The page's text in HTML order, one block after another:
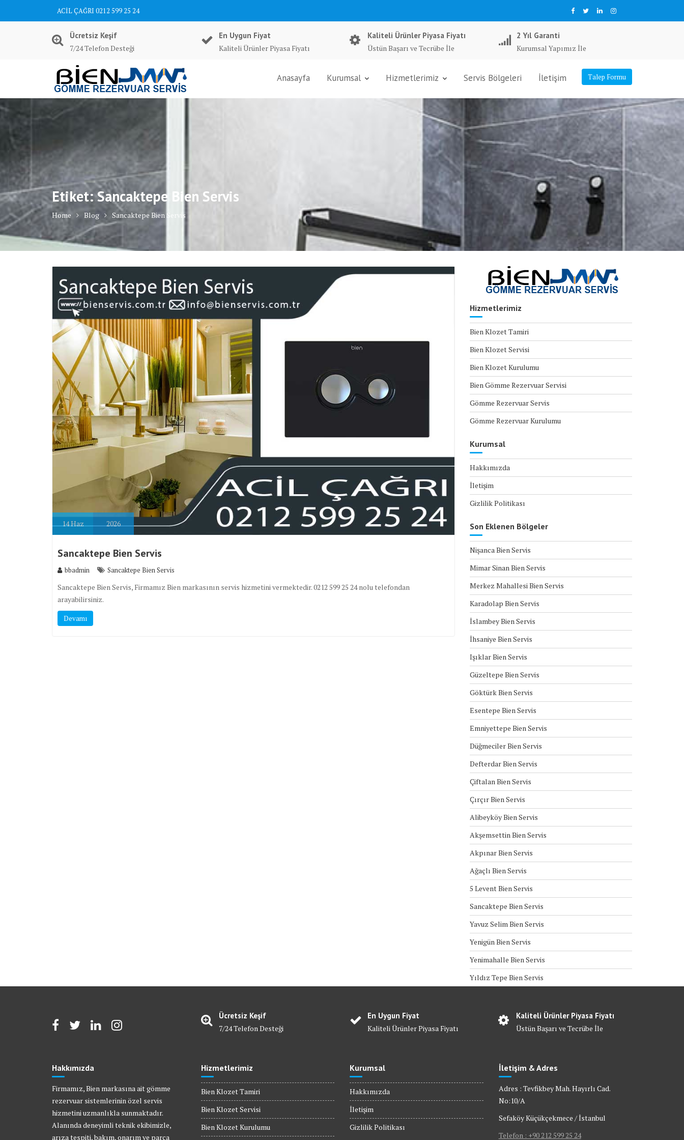
ACİL ÇAĞRI 0212 599 25 24
Ücretsiz Keşif
7/24 Telefon Desteği
En Uygun Fiyat
Kaliteli Ürünler Piyasa Fiyatı
Kaliteli Ürünler Piyasa Fiyatı
Üstün Başarı ve Tecrübe İle
2 Yıl Garanti
Kurumsal Yapımız İle
Talep Formu
Anasayfa Kurumsal Hizmetlerimiz Servis Bölgeleri İletişim
Etiket:Sancaktepe Bien Servis
Home Blog Sancaktepe Bien Servis
14Haz 2026
Sancaktepe Bien Servis
bbadmin Sancaktepe Bien Servis
Sancaktepe Bien Servis, Firmamız Bien markasının servis hizmetini vermektedir. 0212 599 25 24 nolu telefondan
arayabilirsiniz.
Devamı
Hizmetlerimiz
Bien Klozet Tamiri
Bien Klozet Servisi
Bien Klozet Kurulumu
Bien Gömme Rezervuar Servisi
Gömme Rezervuar Servis
Gömme Rezervuar Kurulumu
Kurumsal
Hakkımızda
İletişim
Gizlilik Politikası
Son Eklenen Bölgeler
Nişanca Bien Servis
Mimar Sinan Bien Servis
Merkez Mahallesi Bien Servis
Karadolap Bien Servis
İslambey Bien Servis
İhsaniye Bien Servis
Işıklar Bien Servis
Güzeltepe Bien Servis
Göktürk Bien Servis
Esentepe Bien Servis
Emniyettepe Bien Servis
Düğmeciler Bien Servis
Defterdar Bien Servis
Çiftalan Bien Servis
Çırçır Bien Servis
Alibeyköy Bien Servis
Akşemsettin Bien Servis
Akpınar Bien Servis
Ağaçlı Bien Servis
5 Levent Bien Servis
Sancaktepe Bien Servis
Yavuz Selim Bien Servis
Yenigün Bien Servis
Yenimahalle Bien Servis
Yıldız Tepe Bien Servis
Ücretsiz Keşif
7/24 Telefon Desteği
En Uygun Fiyat
Kaliteli Ürünler Piyasa Fiyatı
Kaliteli Ürünler Piyasa Fiyatı
Üstün Başarı ve Tecrübe İle
Hakkımızda
Firmamız, Bien markasına ait gömme
rezervuar sistemlerinin özel servis
hizmetini uzmanlıkla sunmaktadır.
Alanında deneyimli teknik ekibimizle,
arıza tespiti, bakım, onarım ve parça
Hizmetlerimiz
Bien Klozet Tamiri
Bien Klozet Servisi
Bien Klozet Kurulumu
Kurumsal
Hakkımızda
İletişim
Gizlilik Politikası
İletişim & Adres
Adres : Tevfikbey Mah. Hayırlı Cad.
No:10/A
Sefaköy Küçükçekmece / İstanbul
Telefon : +90 212 599 25 24